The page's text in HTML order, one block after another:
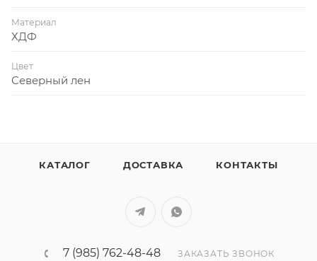
Материал
ХДФ
Цвет
Северный лен
КАТАЛОГ ДОСТАВКА КОНТАКТЫ
7 (985) 762-48-48 ЗАКАЗАТЬ ЗВОНОК